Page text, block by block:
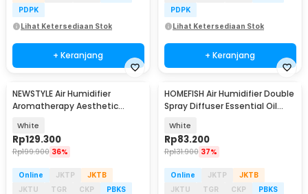
PDPK
Lihat Ketersediaan Stok
+ Keranjang
PDPK
Lihat Ketersediaan Stok
+ Keranjang
NEWSTYLE Air Humidifier
Aromatherapy Aesthetic
H8
White
Rp129.300
Rp199.900 36%
Online JKTP
JKTB
JKTU
TGR CKP
PBKS
HOMEFISH Air Humidifier Double
Spray Diffuser Essential Oil
White
Rp83.200
Rp131.900 37%
Online JKTP
JKTB
JKTU
TGR CKP
PBKS